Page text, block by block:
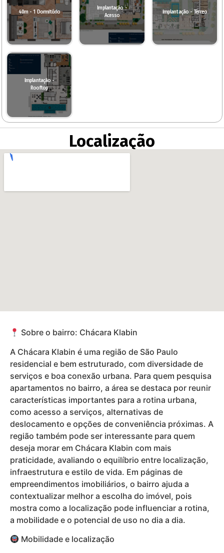
40m - 1 Dormitório
Implantação -
Acesso
Implantação - Térreo
Implantação -
Rooftop
Localização
Sobre o bairro: Chácara Klabin
A Chácara Klabin é uma região de São Paulo
residencial e bem estruturado, com diversidade de
serviços e boa conexão urbana. Para quem pesquisa
apartamentos no bairro, a área se destaca por reunir
características importantes para a rotina urbana,
como acesso a serviços, alternativas de
deslocamento e opções de conveniência próximas. A
região também pode ser interessante para quem
deseja morar em Chácara Klabin com mais
praticidade, avaliando o equilíbrio entre localização,
infraestrutura e estilo de vida. Em páginas de
empreendimentos imobiliários, o bairro ajuda a
contextualizar melhor a escolha do imóvel, pois
mostra como a localização pode influenciar a rotina,
a mobilidade e o potencial de uso no dia a dia.
Mobilidade e localização